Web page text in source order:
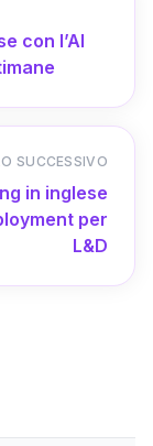
con l’AI
SUCCESSIVO
in inglese
per
L&D